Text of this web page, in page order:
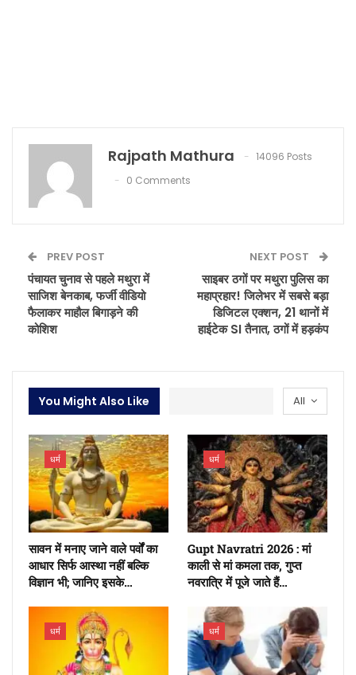
Rajpath Mathura
14096 Posts
0 Comments
PREV POST
पंचायत चुनाव से पहले मथुरा में
साजिश बेनकाब, फर्जी वीडियो
फैलाकर माहौल बिगाड़ने की
कोशिश
NEXT POST
साइबर ठगों पर मथुरा पुलिस का
महाप्रहार! जिलेभर में सबसे बड़ा
डिजिटल एक्शन, 21 थानों में
हाईटेक SI तैनात, ठगों में हड़कंप
All
You Might Also Like
धर्म
सावन में मनाए जाने वाले पर्वों का
आधार सिर्फ आस्था नहीं बल्कि
विज्ञान भी; जानिए इसके…
धर्म
Gupt Navratri 2026 : मां
काली से मां कमला तक, गुप्त
नवरात्रि में पूजे जाते हैं…
धर्म धर्म